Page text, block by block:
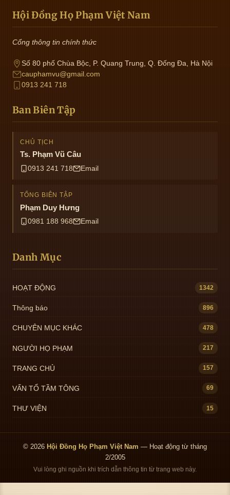
Hội Đồng Họ Phạm Việt Nam
Cổng thông tin chính thức
Số 80 phố Chùa Bộc, P. Quang Trung, Q. Đống Đa, Hà Nội
cauphamvu@gmail.com
0913 241 718
Ban Biên Tập
CHỦ TỊCH
Ts. Phạm Vũ Câu
0913 241 718 Email
TỔNG BIÊN TẬP
Phạm Duy Hưng
0981 188 968 Email
Danh Mục
HOẠT ĐỘNG 1342
Thông báo 896
CHUYÊN MỤC KHÁC 478
NGƯỜI HỌ PHẠM 217
TRANG CHỦ 157
VẤN TỔ TẦM TÔNG 69
THƯ VIỆN 15
© 2026 Hội Đồng Họ Phạm Việt Nam — Hoạt động từ tháng
2/2005
Vui lòng ghi nguồn khi trích dẫn thông tin từ trang web này.